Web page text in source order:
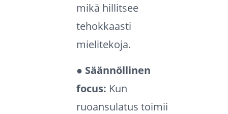
mikä hillitsee
tehokkaasti
mielitekoja.
● Säännöllinen
focus: Kun
ruoansulatus toimii